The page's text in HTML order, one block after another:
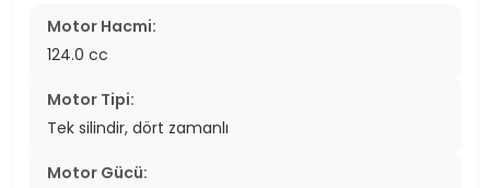
Motor Hacmi:
124.0 cc
Motor Tipi:
Tek silindir, dört zamanlı
Motor Gücü: